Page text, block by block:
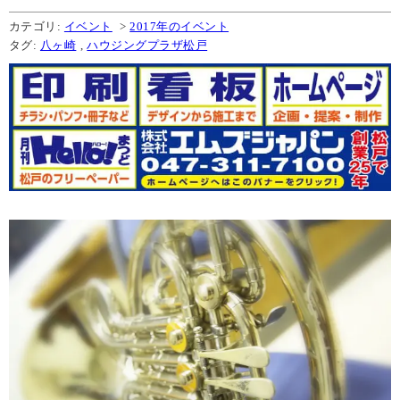
カテゴリ: イベント >2017年のイベント
タグ: 八ヶ崎 ,ハウジングプラザ松戸